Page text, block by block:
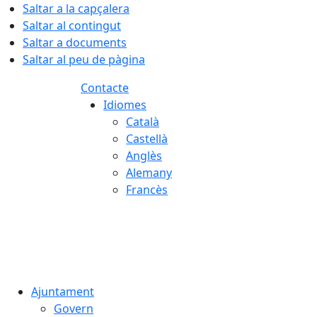
Saltar a la capçalera
Saltar al contingut
Saltar a documents
Saltar al peu de pàgina
Contacte
Idiomes
Català
Castellà
Anglès
Alemany
Francès
Ajuntament
Govern